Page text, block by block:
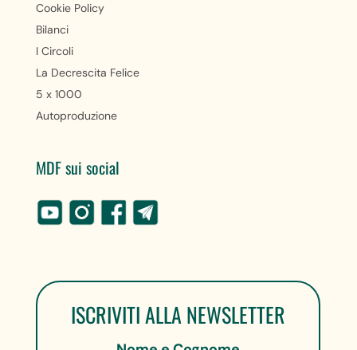
Cookie Policy
Bilanci
I Circoli
La Decrescita Felice
5 x 1000
Autoproduzione
MDF sui social
ISCRIVITI ALLA NEWSLETTER